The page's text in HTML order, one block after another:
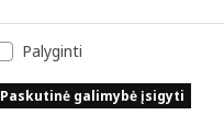
Palyginti
Paskutinė galimybė įsigyti